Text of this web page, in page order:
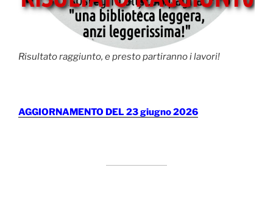
Risultato raggiunto, e presto partiranno i lavori!
AGGIORNAMENTO DEL 23 giugno 2026